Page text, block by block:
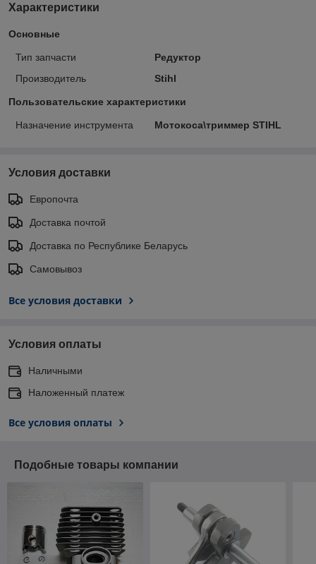
Характеристики
Основные
Тип запчасти
Редуктор
Производитель
Stihl
Пользовательские характеристики
Назначение инструмента Мотокоса\триммер STIHL
Условия доставки
Европочта
Доставка почтой
Доставка по Республике Беларусь
Самовывоз
Все условия доставки
Условия оплаты
Наличными
Наложенный платеж
Все условия оплаты
Подобные товары компании